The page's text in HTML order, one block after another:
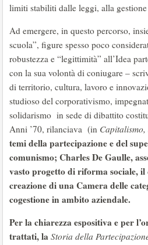
limiti stabiliti dalle leggi, alla gestione
Ad emergere, in questo percorso,
scuola”, figure spesso poco
robustezza e “legittimità” all’Idea
con la sua volontà di coniugare –
di territorio, cultura, lavoro e
studioso del corporativismo,
solidarismo in sede di dibattito
Anni ’70, rilanciava (in
temi della partecipazione e del
comunismo; Charles De Gaulle,
vasto progetto di riforma sociale, il
creazione di una Camera delle
cogestione in ambito aziendale.
Per la chiarezza espositiva e per
trattati, la Storia della